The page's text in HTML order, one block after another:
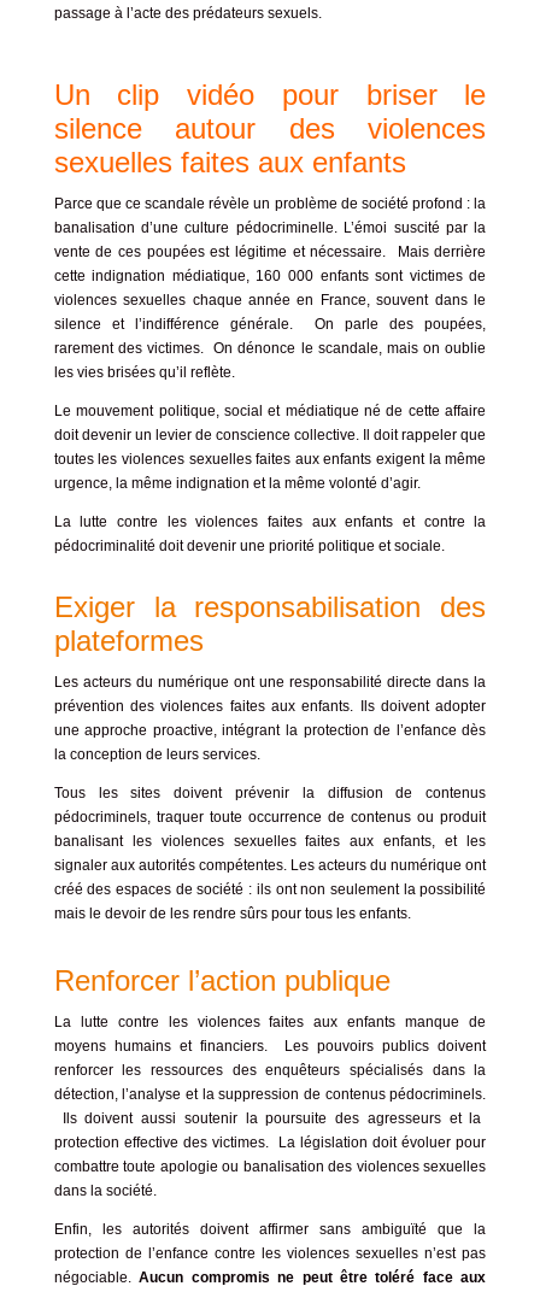
passage à l’acte des prédateurs sexuels.
Un clip vidéo pour briser le
silence autour des violences
sexuelles faites aux enfants
Parce que ce scandale révèleun problème de société profond : la
banalisation d’une culture pédocriminelle. L’émoi suscité par la
vente de ces poupées est légitime et nécessaire.
Mais derrière
cette indignation médiatique, 160 000 enfantssont victimes de
violences sexuelles chaque année en France, souvent dans le
silence et l’indifférence générale.
On parle des poupées,
rarement des victimes. On dénonce le scandale, mais on oublie
les vies briséesqu’il reflète.
Le mouvement politique, social et médiatique né de cette affaire
doit devenir un levier de conscience collective.
Il doit rappeler que
toutes les violences sexuelles faites aux enfants exigent la même
urgence, la même indignation et la même volonté d’agir.
La lutte contre les violences faites aux enfants et contre la
pédocriminalité doit devenir une priorité politique et sociale.
Exiger la responsabilisation des
plateformes
Les acteurs du numérique ont une responsabilité directe dans la
prévention des violences faites aux enfants. Ils doivent adopter
une approche proactive, intégrant la protection de l’enfance dès
la conception de leurs services.
Tous les sites doivent prévenir la diffusion de contenus
pédocriminels, traquer toute occurrence de contenus ou produit
banalisant les violences sexuelles faites aux enfants, et les
signaler aux autorités compétentes. Les acteurs du numérique ont
créé des espaces de société : ils ont non seulement la possibilité
mais le devoir de les rendre sûrs pour tous les enfants.
Renforcer l’action publique
La lutte contre les violences faites aux enfants manque de
moyens humains et financiers.
Les pouvoirs publics doivent
renforcer les ressources des enquêteurs spécialisés dans la
détection, l’analyse et la suppression de contenus pédocriminels.
Ils doivent aussi soutenir la poursuite des agresseurs et la
protection effective des victimes.
La législation doit évoluer pour
combattre toute apologie ou banalisation des violences sexuelles
dans la société.
Enfin, les autorités doivent affirmer sans ambiguïté que la
protection de l’enfance contre les violences sexuelles n’est pas
négociable. Aucun compromis ne peut être toléré face aux